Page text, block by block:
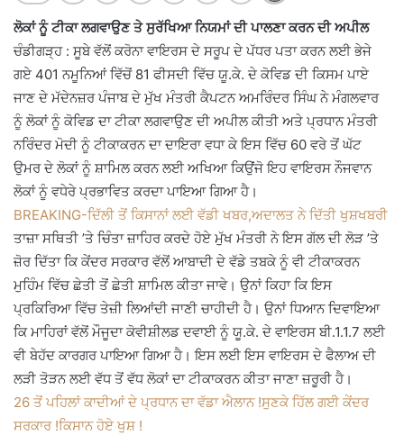
ਲੋਕਾਂ ਨੂੰ ਟੀਕਾ ਲਗਵਾਉਣ ਤੇ ਸੁਰੱਖਿਆ ਨਿਯਮਾਂ ਦੀ ਪਾਲਣਾ ਕਰਨ ਦੀ ਅਪੀਲ
ਚੰਡੀਗੜ੍ਹ : ਸੂਬੇ ਵੱਲੋਂ ਕਰੋਨਾ ਵਾਇਰਸ ਦੇ ਸਰੂਪ ਦੇ ਪੱਧਰ ਪਤਾ ਕਰਨ ਲਈ ਭੇਜੇ
ਗਏ 401 ਨਮੂਨਿਆਂ ਵਿੱਚੋਂ 81 ਫੀਸਦੀ ਵਿੱਚ ਯੂ.ਕੇ. ਦੇ ਕੋਵਿਡ ਦੀ ਕਿਸਮ ਪਾਏ
ਜਾਣ ਦੇ ਮੱਦੇਨਜ਼ਰ ਪੰਜਾਬ ਦੇ ਮੁੱਖ ਮੰਤਰੀ ਕੈਪਟਨ ਅਮਰਿੰਦਰ ਸਿੰਘ ਨੇ ਮੰਗਲਵਾਰ
ਨੂੰ ਲੋਕਾਂ ਨੂੰ ਕੋਵਿਡ ਦਾ ਟੀਕਾ ਲਗਵਾਉਣ ਦੀ ਅਪੀਲ ਕੀਤੀ ਅਤੇ ਪ੍ਰਧਾਨ ਮੰਤਰੀ
ਨਰਿੰਦਰ ਮੋਦੀ ਨੂੰ ਟੀਕਾਕਰਨ ਦਾ ਦਾਇਰਾ ਵਧਾ ਕੇ ਇਸ ਵਿੱਚ 60 ਵਰੇ ਤੋਂ ਘੱਟ
ਉਮਰ ਦੇ ਲੋਕਾਂ ਨੂੰ ਸ਼ਾਮਿਲ ਕਰਨ ਲਈ ਅਖਿਆ ਕਿਉਂਜੋ ਇਹ ਵਾਇਰਸ ਨੌਜਵਾਨ
ਲੋਕਾਂ ਨੂੰ ਵਧੇਰੇ ਪ੍ਰਭਾਵਿਤ ਕਰਦਾ ਪਾਇਆ ਗਿਆ ਹੈ।
BREAKING-ਦਿੱਲੀ ਤੋਂ ਕਿਸਾਨਾਂ ਲਈ ਵੱਡੀ ਖਬਰ,ਅਦਾਲਤ ਨੇ ਦਿੱਤੀ ਖੁਸ਼ਖਬਰੀ
ਤਾਜ਼ਾ ਸਥਿਤੀ ’ਤੇ ਚਿੰਤਾ ਜ਼ਾਹਿਰ ਕਰਦੇ ਹੋਏ ਮੁੱਖ ਮੰਤਰੀ ਨੇ ਇਸ ਗੱਲ ਦੀ ਲੋੜ ’ਤੇ
ਜ਼ੋਰ ਦਿੱਤਾ ਕਿ ਕੇਂਦਰ ਸਰਕਾਰ ਵੱਲੋਂ ਆਬਾਦੀ ਦੇ ਵੱਡੇ ਤਬਕੇ ਨੂੰ ਵੀ ਟੀਕਾਕਰਨ
ਮੁਹਿੰਮ ਵਿੱਚ ਛੇਤੀ ਤੋਂ ਛੇਤੀ ਸ਼ਾਮਿਲ ਕੀਤਾ ਜਾਵੇ। ਉਨਾਂ ਕਿਹਾ ਕਿ ਇਸ
ਪ੍ਰਕਿਰਿਆ ਵਿੱਚ ਤੇਜ਼ੀ ਲਿਆਂਦੀ ਜਾਣੀ ਚਾਹੀਦੀ ਹੈ। ਉਨਾਂ ਧਿਆਨ ਦਿਵਾਇਆ
ਕਿ ਮਾਹਿਰਾਂ ਵੱਲੋਂ ਮੌਜੂਦਾ ਕੋਵੀਸ਼ੀਲਡ ਦਵਾਈ ਨੂੰ ਯੂ.ਕੇ. ਦੇ ਵਾਇਰਸ ਬੀ.1.1.7 ਲਈ
ਵੀ ਬੇਹੱਦ ਕਾਰਗਰ ਪਾਇਆ ਗਿਆ ਹੈ। ਇਸ ਲਈ ਇਸ ਵਾਇਰਸ ਦੇ ਫੈਲਾਅ ਦੀ
ਲੜੀ ਤੋੜਨ ਲਈ ਵੱਧ ਤੋਂ ਵੱਧ ਲੋਕਾਂ ਦਾ ਟੀਕਾਕਰਨ ਕੀਤਾ ਜਾਣਾ ਜ਼ਰੂਰੀ ਹੈ।
26 ਤੋਂ ਪਹਿਲਾਂ ਕਾਦੀਆਂ ਦੇ ਪ੍ਰਧਾਨ ਦਾ ਵੱਡਾ ਐਲਾਨ !ਸੁਣਕੇ ਹਿੱਲ ਗਈ ਕੇਂਦਰ
ਸਰਕਾਰ !ਕਿਸਾਨ ਹੋਏ ਖੁਸ਼ !